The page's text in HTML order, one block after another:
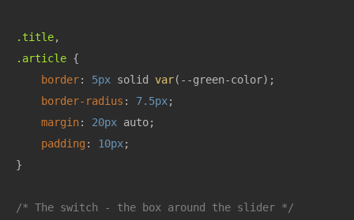
.title
.article {
border: 5px solid var(--green-color);
border-radius : 7.5px;
margin: 20px auto;
padding : 10px;
}
/* The switch - the box around the slider */